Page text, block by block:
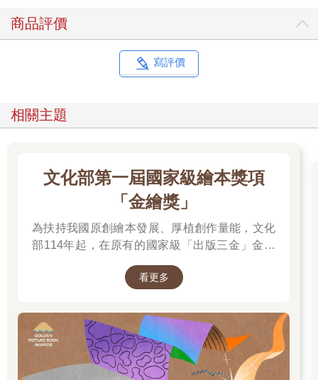
商品評價
寫評價
相關主題
文化部第一屆國家級繪本獎項
「金繪獎」
為扶持我國原創繪本發展、厚植創作量能，文化
部114年起，在原有的國家級「出版三金」金鼎
促進台灣圖文出版的多元發展。獎項分為「特別
「跨域應用獎」、「年度繪本獎」，以及「金繪
大獎」。
看更多